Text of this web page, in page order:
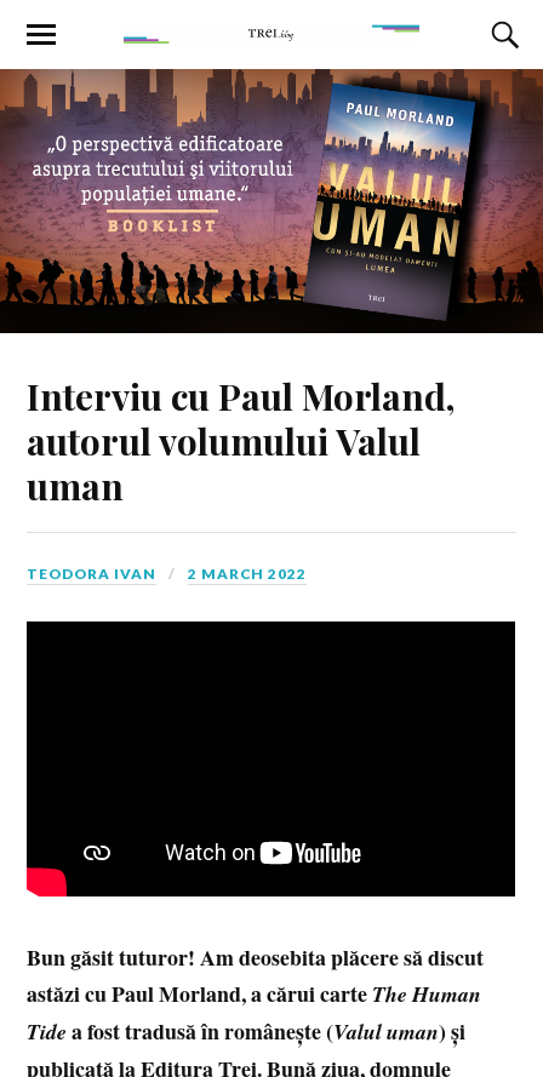
Interviu cu Paul Morland,
autorul volumului Valul
uman
TEODORA IVAN 2 MARCH 2022
Bun găsit tuturor! Am deosebita plăcere să discut
astăzi cu Paul Morland, a cărui carte The Human
Tide a fost tradusă în românește (Valul uman) și
publicată la Editura Trei. Bună ziua, domnule